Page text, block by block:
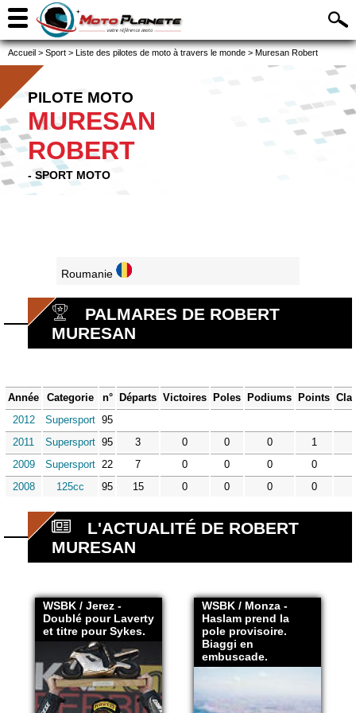
Accueil > Sport > Liste des pilotes de moto à travers le monde > Muresan Robert
PILOTE MOTO
MURESAN
ROBERT
- SPORT MOTO
Roumanie
PALMARES DE ROBERT
MURESAN
Année Categorie n° Départs Victoires Poles Podiums Points
2012
Supersport 95
2011
Supersport 95 3 0 0 0
1
2009
Supersport 22 7 0 0 0
0
2008
125cc 95 15 0 0 0 0
L'ACTUALITÉ DE ROBERT
MURESAN
WSBK / Jerez -
Doublé pour Laverty
et titre pour Sykes.
WSBK / Monza -
Haslam prend la
pole provisoire.
Biaggi en
embuscade.